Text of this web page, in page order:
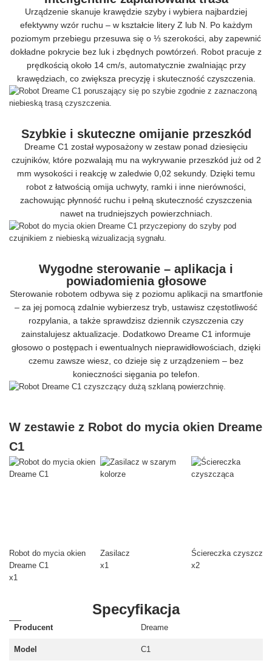
Urządzenie skanuje krawędzie szyby i wybiera najbardziej
efektywny wzór ruchu – w kształcie litery Z lub N. Po każdym
poziomym przebiegu przesuwa się o ⅓ szerokości, aby zapewnić
dokładne pokrycie bez luk i zbędnych powtórzeń. Robot pracuje z
prędkością około 14 cm/s, automatycznie zwalniając przy
krawędziach, co zwiększa precyzję i skuteczność czyszczenia.
Szybkie i skuteczne omijanie przeszkód
Dreame C1 został wyposażony w zestaw ponad dziesięciu
czujników, które pozwalają mu na wykrywanie przeszkód już od 2
mm wysokości i reakcję w zaledwie 0,02 sekundy. Dzięki temu
robot z łatwością omija uchwyty, ramki i inne nierówności,
zachowując płynność ruchu i pełną skuteczność czyszczenia
nawet na trudniejszych powierzchniach.
Wygodne sterowanie – aplikacja i
powiadomienia głosowe
Sterowanie robotem odbywa się z poziomu aplikacji na smartfonie
– za jej pomocą zdalnie wybierzesz tryb, ustawisz częstotliwość
rozpylania, a także sprawdzisz dziennik czyszczenia czy
zainstalujesz aktualizacje. Dodatkowo Dreame C1 informuje
głosowo o postępach i ewentualnych nieprawidłowościach, dzięki
czemu zawsze wiesz, co dzieje się z urządzeniem – bez
konieczności sięgania po telefon.
W zestawie z Robot do mycia okien Dreame
C1
Robot do mycia okien
Dreame C1
x1
Zasilacz
x1
Ściereczka
x2
Specyfikacja
Producent Dreame
Model C1